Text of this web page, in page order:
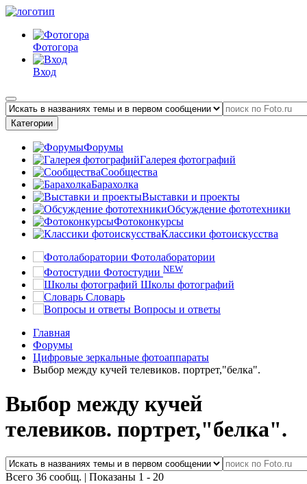
Фотогора
Вход
Категории
Форумы
Галерея фотографий
Сообщества
Барахолка
Выставки и проекты
Обсуждение фототехники
Фотоконкурсы
Классики фотоискусства
Фотолаборатории
Фотостудии NEW
Школы фотографий
Словарь
Вопросы и ответы
Главная
Форумы
Цифровые зеркальные фотоаппараты
Выбор между кучей телевиков. портрет,"белка".
Выбор между кучей
телевиков. портрет,"белка".
Всего 36 сообщ. | Показаны 1 - 20